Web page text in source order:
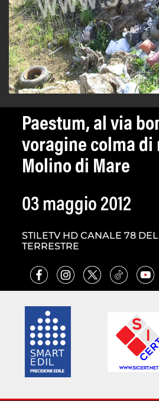
Paestum, al via
voragine colma
Molino di Mare
03 maggio 2012
STILETV HD CANALE 78
TERRESTRE